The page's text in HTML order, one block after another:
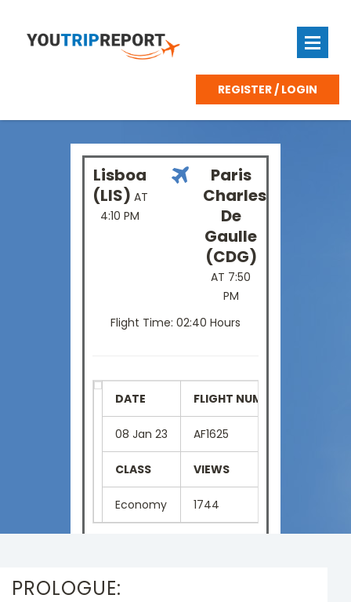
REGISTER / LOGIN
Lisboa
(LIS) AT
4:10 PM
Paris
Charles
De
Gaulle
(CDG)
AT 7:50
PM
Flight Time: 02:40 Hours
DATE FLIGHT NUMBER
08 Jan 23 AF1625
CLASS VIEWS
Economy 1744
PROLOGUE: